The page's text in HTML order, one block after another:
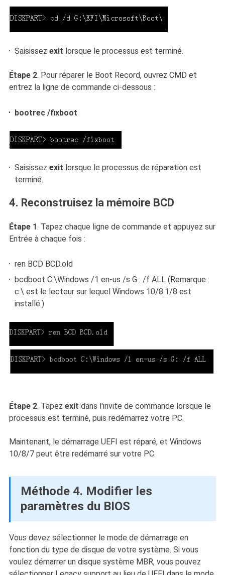
Saisissezexit lorsque le processus est terminé.
Étape 2. Pour réparer le Boot Record, ouvrez CMD et
entrez la ligne de commande ci-dessous :
bootrec /fixboot
Saisissezexit lorsque le processus de réparation est
terminé.
4. Reconstruisez la mémoire BCD
Étape 1. Tapez chaque ligne de commande et appuyez sur
Entrée à chaque fois :
ren BCD BCD.old
bcdboot C:\Windows /1 en-us /s G : /f ALL (Remarque :
c:\ est le lecteur sur lequel Windows 10/8.1/8 est
installé.)
Étape 2. Tapez exit dans l'invite de commande lorsque le
processus est terminé, puis redémarrez votre PC.
Maintenant, le démarrage UEFI est réparé, et Windows
10/8/7 peut être redémarré sur votre PC.
Méthode 4. Modifier les
paramètres du BIOS
Vous devez sélectionner le mode de démarrage en
fonction du type de disque de votre système. Si vous
voulez démarrer un disque système MBR, vous pouvez